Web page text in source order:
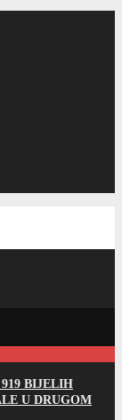
BIJELIH
U DRUGOM